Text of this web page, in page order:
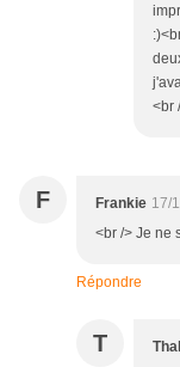
<br
F Frankie 17/
<br /> Je ne
Répondre
T